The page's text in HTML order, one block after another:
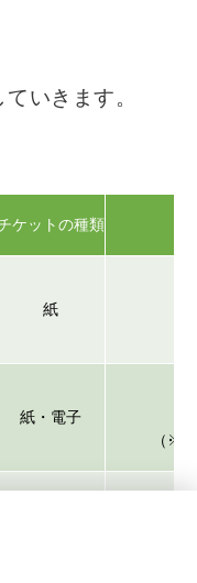
いきます。
ケットの種類
紙
紙・電子
（※